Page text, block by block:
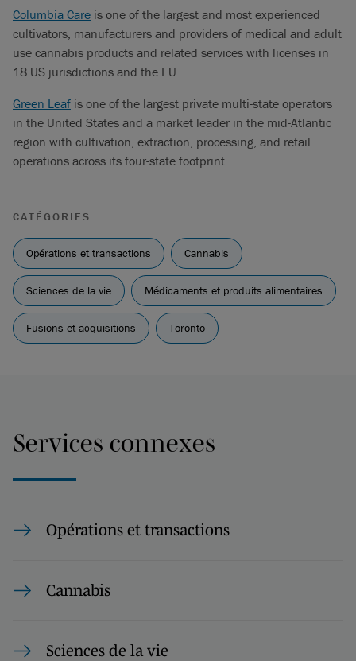
Columbia Care is one of the largest and most experienced
cultivators, manufacturers and providers of medical and adult
use cannabis products and related services with licenses in
18 US jurisdictions and the EU.
Green Leaf is one of the largest private multi-state operators
in the United States and a market leader in the mid-Atlantic
region with cultivation, extraction, processing, and retail
operations across its four-state footprint.
CATÉGORIES
Opérations et transactions Cannabis
Sciences de la vie Médicaments et produits alimentaires
Fusions et acquisitions Toronto
Services connexes
Opérations et transactions
Cannabis
Sciences de la vie